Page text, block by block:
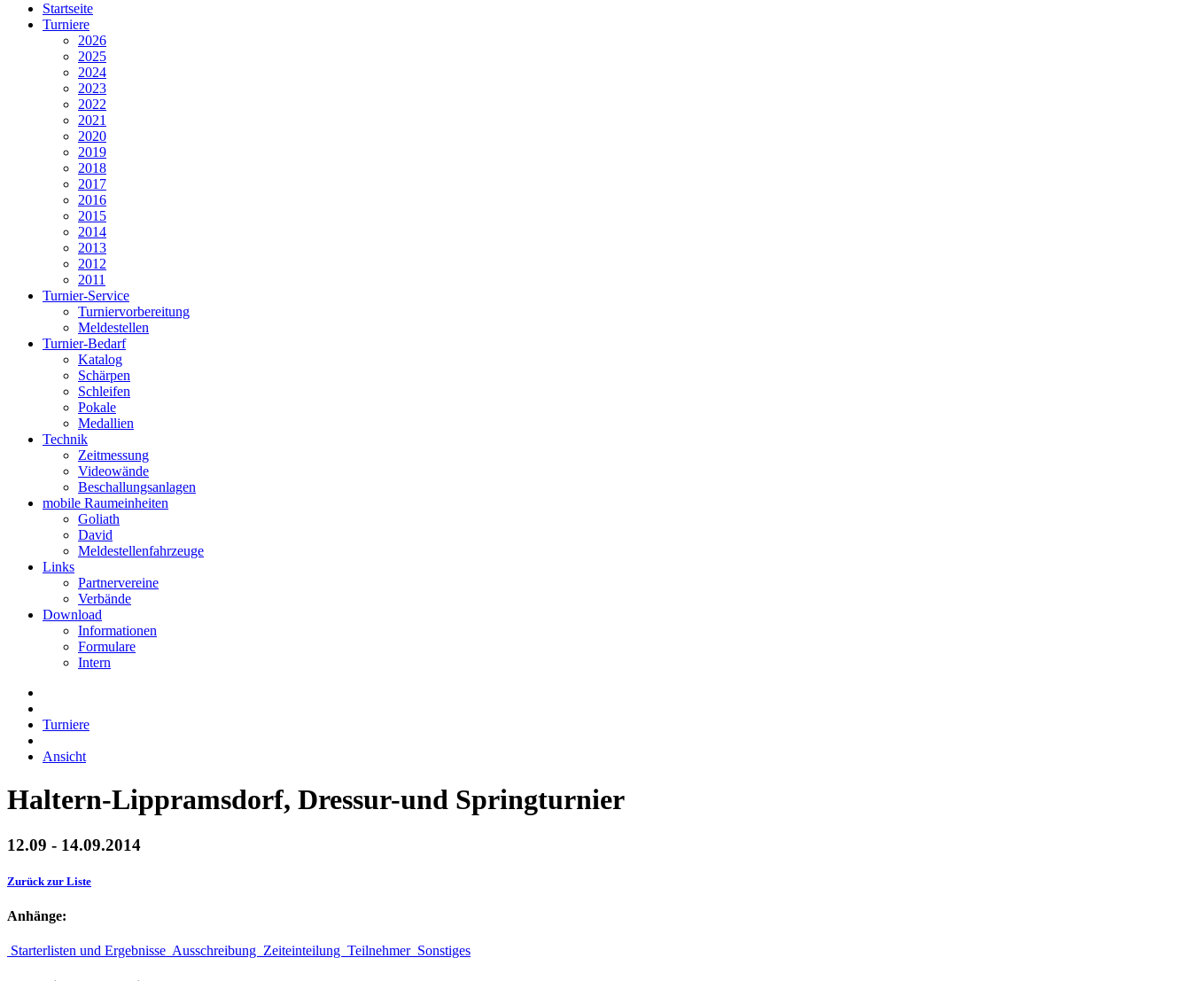
Startseite
Turniere
2026
2025
2024
2023
2022
2021
2020
2019
2018
2017
2016
2015
2014
2013
2012
2011
Turnier-Service
Turniervorbereitung
Meldestellen
Turnier-Bedarf
Katalog
Schärpen
Schleifen
Pokale
Medallien
Technik
Zeitmessung
Videowände
Beschallungsanlagen
mobile Raumeinheiten
Goliath
David
Meldestellenfahrzeuge
Links
Partnervereine
Verbände
Download
Informationen
Formulare
Intern
Turniere
Ansicht
Haltern-Lippramsdorf, Dressur-und Springturnier
12.09 - 14.09.2014
Zurück zur Liste
Anhänge:
Starterlisten und Ergebnisse Ausschreibung Zeiteinteilung Teilnehmer Sonstiges